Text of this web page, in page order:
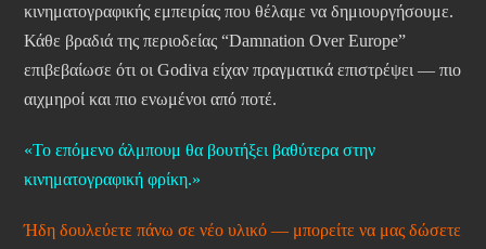
κινηματογραφικής εμπειρίας που θέλαμε να δημιουργήσουμε.
Κάθε βραδιά της περιοδείας “Damnation Over Europe”
επιβεβαίωσε ότι οι Godiva είχαν πραγματικά επιστρέψει — πιο
αιχμηροί και πιο ενωμένοι από ποτέ.
«Το επόμενο άλμπουμ θα βουτήξει βαθύτερα στην
κινηματογραφική φρίκη.»
Ήδη δουλεύετε πάνω σε νέο υλικό — μπορείτε να μας δώσετε